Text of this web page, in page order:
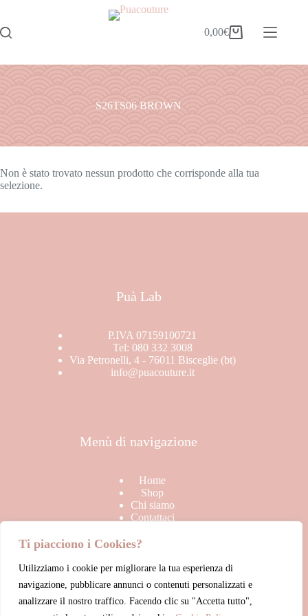
Ti piacciono i Cookies?
Utilizziamo i cookie per migliorare la tua esperienza di
navigazione, pubblicare annunci o contenuti personalizzati e
analizzare il nostro traffico. Facendo clic su "Accetta tutto",
0,00€
S26TS06 BROWN
Non è stato trovato nessun prodotto che corrisponde alla tua
selezione.
Puà Lab
P.IVA 07159100721
Tel: 080 332 3008
Via Petronelli, 4 - 76011 Bisceglie (bt)
info@puacouture.it
Menù di navigazione
Home
Shop
Chi siamo
Contattaci
Link Utili